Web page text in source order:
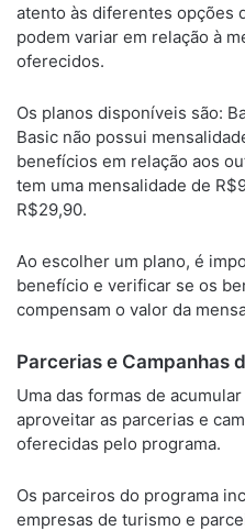
atento às diferentes opções
podem variar em relação à
oferecidos.
Os planos disponíveis são:
Basic não possui
benefícios em relação aos
tem uma mensalidade de
R$29,90.
Ao escolher um plano, é
benefício e verificar se os
compensam o valor da
Parcerias e Campanhas
Uma das formas de
aproveitar as parcerias e
oferecidas pelo programa.
Os parceiros do programa
empresas de turismo e